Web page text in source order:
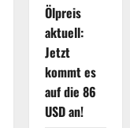
Ölpreis
aktuell:
Jetzt
kommt es
auf die 86
USD an!